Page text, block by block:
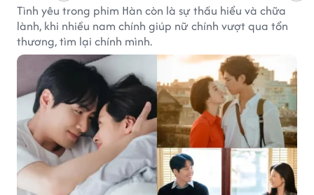
Tình yêu trong phim Hàn còn là sự thấu hiểu và chữa
lành, khi nhiều nam chính giúp nữ chính vượt qua tổn
thương, tìm lại chính mình.